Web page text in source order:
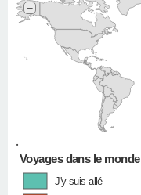
•
−
Voyages dans le monde
J'y suis allé